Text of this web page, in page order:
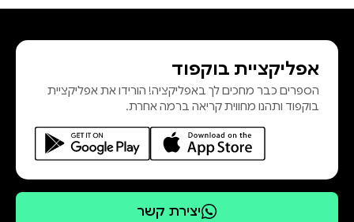
אפליקציית בוקפוד
הספרים כבר מחכים לך באפליקציה! הורידו את אפליקציית
בוקפוד ותהנו מחווית קריאה ברמה אחרת.
יצירת קשר